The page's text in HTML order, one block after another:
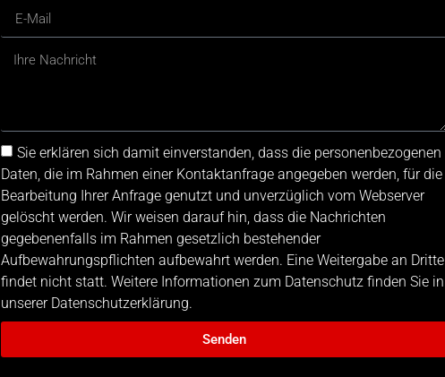
Sie erklären sich damit einverstanden, dass die personenbezogenen
Daten, die im Rahmen einer Kontaktanfrage angegeben werden, für die
Bearbeitung Ihrer Anfrage genutzt und unverzüglich vom Webserver
gelöscht werden. Wir weisen darauf hin, dass die Nachrichten
gegebenenfalls im Rahmen gesetzlich bestehender
Aufbewahrungspflichten aufbewahrt werden. Eine Weitergabe an Dritte
findet nicht statt. Weitere Informationen zum Datenschutz finden Sie in
unserer Datenschutzerklärung.
Senden